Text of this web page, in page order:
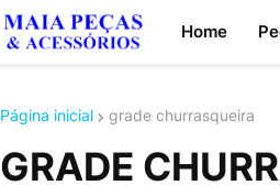
Home
Página inicial grade churrasqueira
GRADE